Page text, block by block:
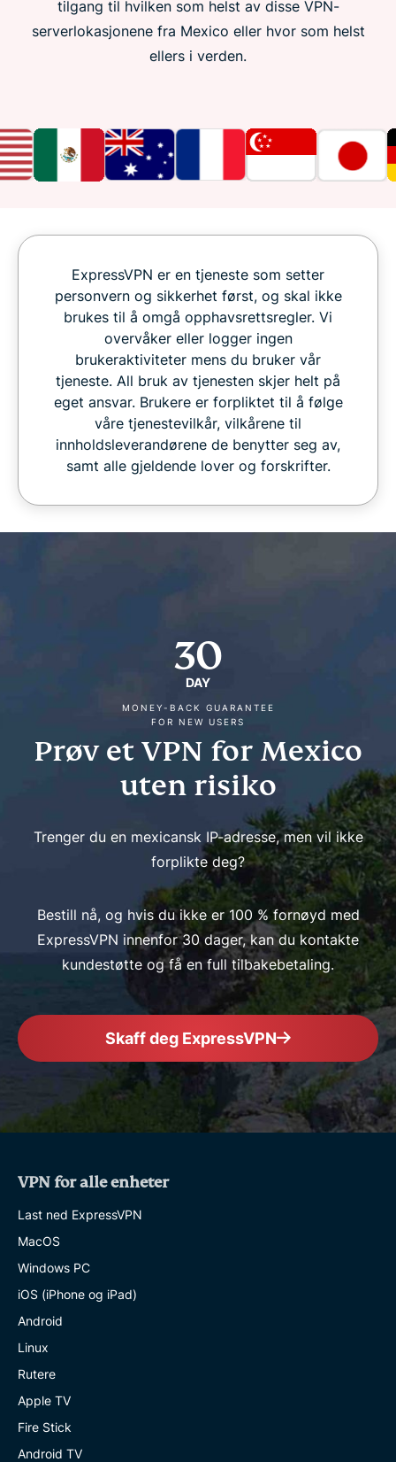
tilgang til hvilken som helst av disse VPN-
serverlokasjonene fra Mexico eller hvor som helst
ellers i verden.
ExpressVPN er en tjeneste som setter
personvern og sikkerhet først, og skal ikke
brukes til å omgå opphavsrettsregler. Vi
overvåker eller logger ingen
brukeraktiviteter mens du bruker vår
tjeneste. All bruk av tjenesten skjer helt på
eget ansvar. Brukere er forpliktet til å følge
våre tjenestevilkår, vilkårene til
innholdsleverandørene de benytter seg av,
samt alle gjeldende lover og forskrifter.
30
DAY
MONEY-BACK GUARANTEE
FOR NEW USERS
Prøv et VPN for Mexico
uten risiko
Trenger du en mexicansk IP-adresse, men vil ikke
forplikte deg?
Bestill nå, og hvis du ikke er 100 % fornøyd med
ExpressVPN innenfor 30 dager, kan du kontakte
kundestøtte og få en full tilbakebetaling.
Skaff deg ExpressVPN
VPN for alle enheter
Last ned ExpressVPN
MacOS
Windows PC
iOS (iPhone og iPad)
Android
Linux
Rutere
Apple TV
Fire Stick
Android TV